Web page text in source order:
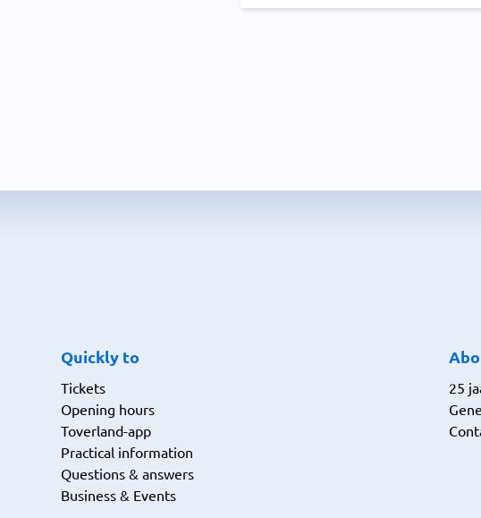
Quickly to
Tickets
Opening hours
Toverland-app
Practical information
Questions & answers
Business & Events
25